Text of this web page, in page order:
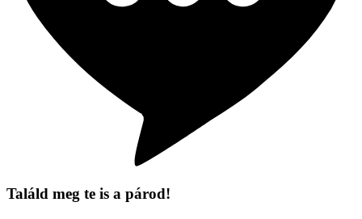
Találd meg te is a párod!